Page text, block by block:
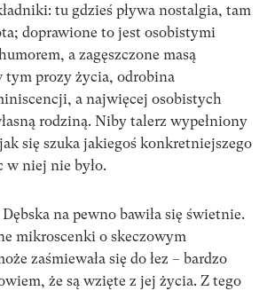
tu gdzieś pływa nostalgia, tam
doprawione to jest osobistymi
a zagęszczone masą
tym prozy życia, odrobina
a najwięcej osobistych
rodziną. Niby talerz wypełniony
się szuka jakiegoś konkretniejszego
w niej nie było.
na pewno bawiła się świetnie.
mikroscenki o skeczowym
zaśmiewała się do łez – bardzo
że są wzięte z jej życia. Z tego